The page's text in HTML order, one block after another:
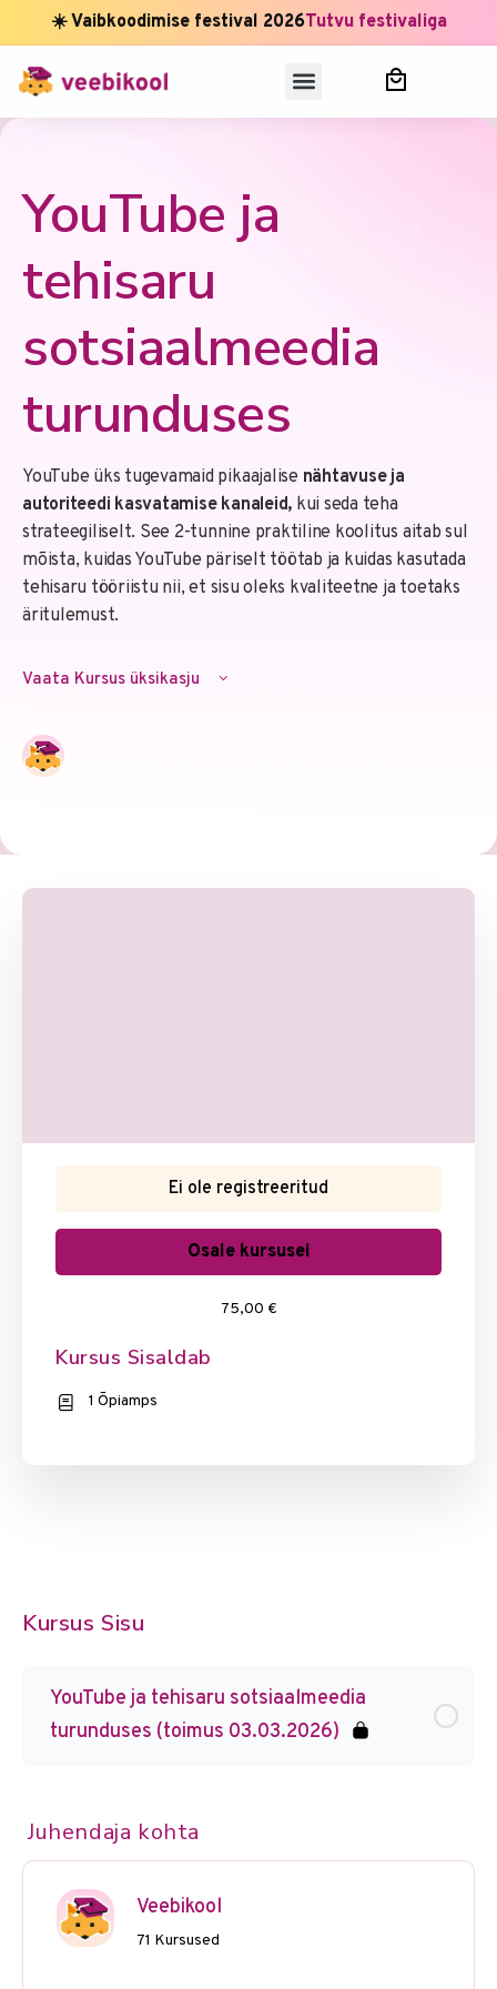
☀️ Vaibkoodimise festival 2026Tutvu festivaliga
YouTube ja
tehisaru
sotsiaalmeedia
turunduses
YouTube üks tugevamaid pikaajalise nähtavuse ja
autoriteedi kasvatamise kanaleid, kui seda teha
strateegiliselt. See 2-tunnine praktiline koolitus aitab sul
mõista, kuidas YouTube päriselt töötab ja kuidas kasutada
tehisaru tööriistu nii, et sisu oleks kvaliteetne ja toetaks
äritulemust.
Vaata Kursus üksikasju
Kursus Sisu
YouTube ja tehisaru sotsiaalmeedia
turunduses (toimus 03.03.2026)
Juhendaja kohta
Veebikool
71 Kursused
Ei ole registreeritud
Osale kursusel
75,00 €
Kursus Sisaldab
1 Õpiamps